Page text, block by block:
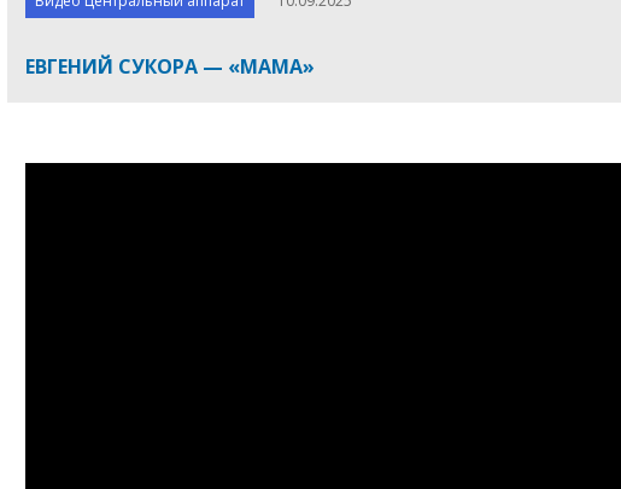
ЕВГЕНИЙ СУКОРА — «МАМА»